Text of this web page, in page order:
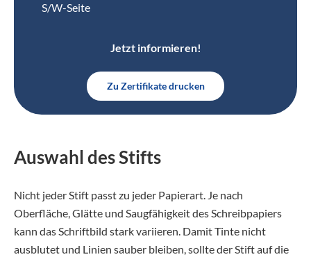
S/W-Seite
Jetzt informieren!
Zu Zertifikate drucken
Auswahl des Stifts
Nicht jeder Stift passt zu jeder Papierart. Je nach
Oberfläche, Glätte und Saugfähigkeit des Schreibpapiers
kann das Schriftbild stark variieren. Damit Tinte nicht
ausblutet und Linien sauber bleiben, sollte der Stift auf die